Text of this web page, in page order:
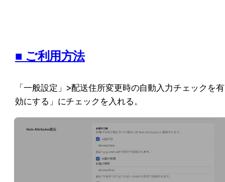
■ ご利用方法
「一般設定」>配送住所変更時の自動入力チェックを有
効にする」にチェックを入れる。